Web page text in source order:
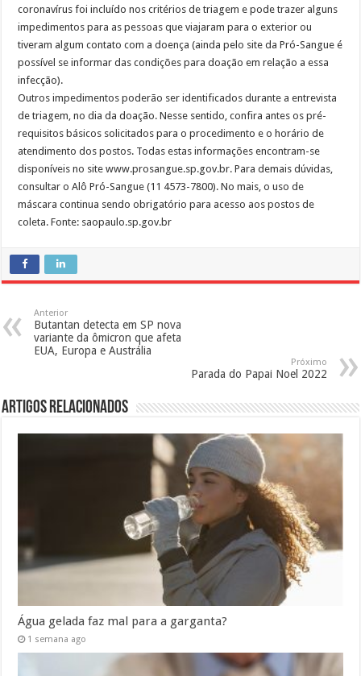
coronavírus foi incluído nos critérios de triagem e pode trazer alguns
impedimentos para as pessoas que viajaram para o exterior ou
tiveram algum contato com a doença (ainda pelo site da Pró-Sangue é
possível se informar das condições para doação em relação a essa
infecção).
Outros impedimentos poderão ser identificados durante a entrevista
de triagem, no dia da doação. Nesse sentido, confira antes os pré-
requisitos básicos solicitados para o procedimento e o horário de
atendimento dos postos. Todas estas informações encontram-se
disponíveis no site www.prosangue.sp.gov.br. Para demais dúvidas,
consultar o Alô Pró-Sangue (11 4573-7800). No mais, o uso de
máscara continua sendo obrigatório para acesso aos postos de
coleta. Fonte: saopaulo.sp.gov.br
Anterior
Butantan detecta em SP nova
variante da ômicron que afeta
EUA, Europa e Austrália
Próximo
Parada do Papai Noel 2022
Artigos Relacionados
Água gelada faz mal para a garganta?
1 semana ago